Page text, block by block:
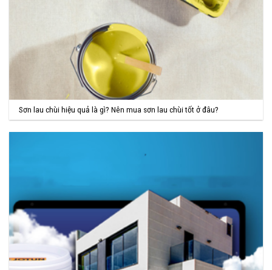
Sơn lau chùi hiệu quả là gì? Nên mua sơn lau chùi tốt ở đâu?